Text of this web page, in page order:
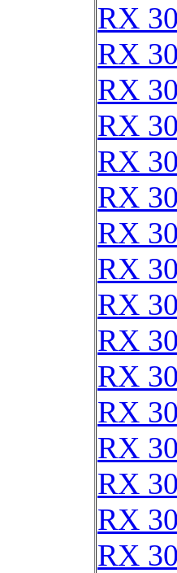
RX
RX
RX
RX
RX
RX
RX
RX
RX
RX
RX
RX
RX
RX
RX
RX